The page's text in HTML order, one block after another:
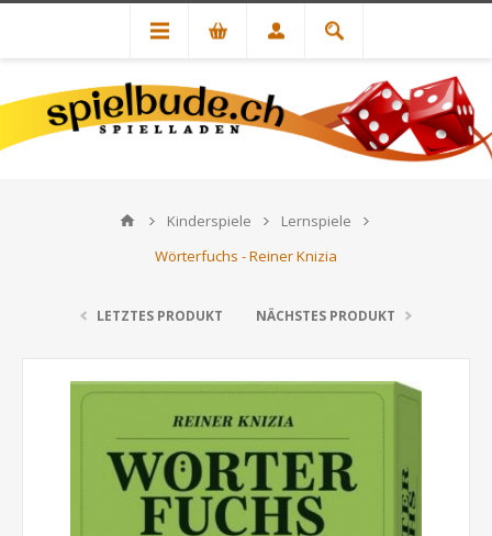
Kinderspiele
Lernspiele
Wörterfuchs - Reiner Knizia
LETZTES PRODUKT NÄCHSTES PRODUKT